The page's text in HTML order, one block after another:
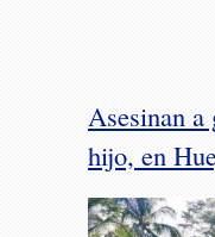
Asesinan a
hijo, en